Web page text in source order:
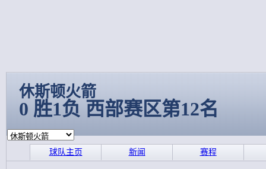
休斯顿火箭
0 胜1负 西部赛区第12名
球队主页 新闻 赛程